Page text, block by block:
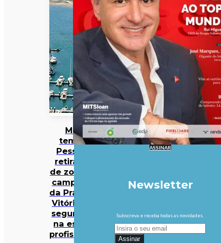
Mau
tempo:
Pessoas
retiradas
de zona de
campismo
da Praia da
Vitória em
segurança
na escola
profissional
ASSINAR
Newsletter
Subscreva e receba todas as novidades.
Assinar